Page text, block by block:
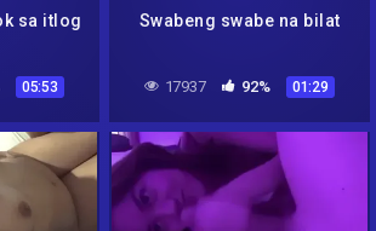
sa itlog
05:53
Swabeng swabe na bilat
17937 92% 01:29